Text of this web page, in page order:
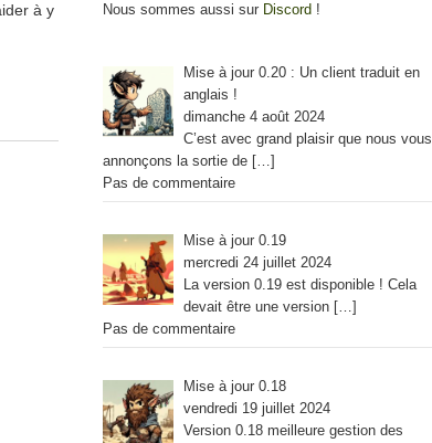
à y
Nous sommes aussi sur Discord !
Mise à jour 0.20 : Un client traduit en
anglais !
dimanche 4 août 2024
C’est avec grand plaisir que nous vous
annonçons la sortie de
[…]
Pas de commentaire
Mise à jour 0.19
mercredi 24 juillet 2024
La version 0.19 est disponible ! Cela
devait être une version […]
Pas de commentaire
Mise à jour 0.18
vendredi 19 juillet 2024
Version 0.18 meilleure gestion des